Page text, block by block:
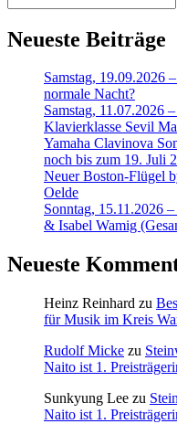
Neueste Beiträge
Samstag, 19.09.2026
normale Nacht?
Samstag, 11.07.2026
Klavierklasse Sevil
Yamaha Clavinova
noch bis zum 19. Juli
Neuer Boston-Flügel
Oelde
Sonntag, 15.11.2026
& Isabel Wamig
Neueste
Heinz Reinhard zu
für Musik im Kreis
Rudolf Micke zu
Naito ist 1.
Sunkyung Lee zu
Naito ist 1.